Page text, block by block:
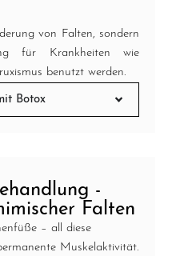
von Falten, sondern
für Krankheiten wie
benutzt werden.
Botox
-
Falten
– all diese
Muskelaktivität.